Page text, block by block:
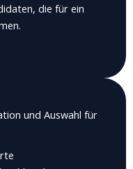
die für ein
und Auswahl für